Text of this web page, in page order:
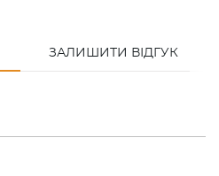
ЗАЛИШИТИ ВІДГУК